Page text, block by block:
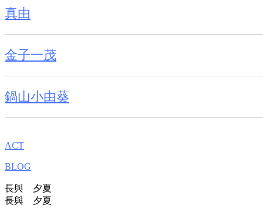
真由
金子一茂
鍋山小由葵
ACT
BLOG
長與 夕夏
長與 夕夏